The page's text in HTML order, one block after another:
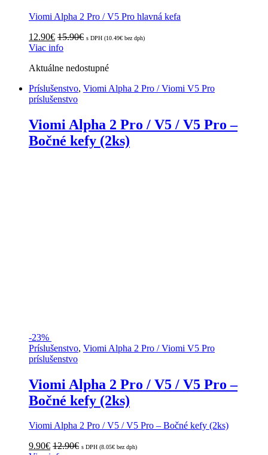
Viomi Alpha 2 Pro / V5 Pro hlavná kefa
12.90€ 15.90€ s DPH (10.49€ bez dph)
Viac info
Aktuálne nedostupné
Príslušenstvo, Viomi Alpha 2 Pro / Viomi V5 Pro
príslušenstvo
Viomi Alpha 2 Pro / V5 / V5 Pro –
Bočné kefy (2ks)
-23%
Príslušenstvo, Viomi Alpha 2 Pro / Viomi V5 Pro
príslušenstvo
Viomi Alpha 2 Pro / V5 / V5 Pro –
Bočné kefy (2ks)
Viomi Alpha 2 Pro / V5 / V5 Pro – Bočné kefy (2ks)
9.90€ 12.90€ s DPH (8.05€ bez dph)